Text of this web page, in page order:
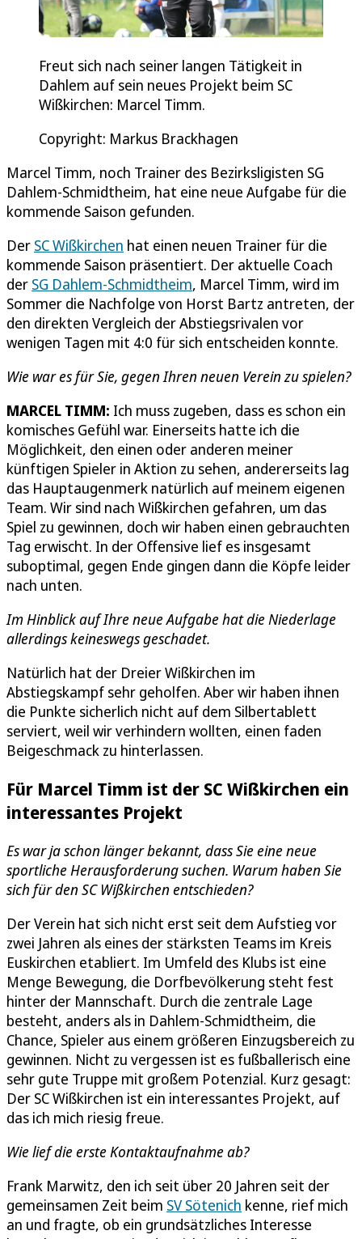
Freut sich nach seiner langen Tätigkeit in
Dahlem auf sein neues Projekt beim SC
Wißkirchen: Marcel Timm.
Copyright: Markus Brackhagen
Marcel Timm, noch Trainer des Bezirksligisten SG
Dahlem-Schmidtheim, hat eine neue Aufgabe für die
kommende Saison gefunden.
Der SC Wißkirchen hat einen neuen Trainer für die
kommende Saison präsentiert. Der aktuelle Coach
der SG Dahlem-Schmidtheim, Marcel Timm, wird im
Sommer die Nachfolge von Horst Bartz antreten, der
den direkten Vergleich der Abstiegsrivalen vor
wenigen Tagen mit 4:0 für sich entscheiden konnte.
Wie war es für Sie, gegen Ihren neuen Verein zu spielen?
MARCEL TIMM: Ich muss zugeben, dass es schon ein
komisches Gefühl war. Einerseits hatte ich die
Möglichkeit, den einen oder anderen meiner
künftigen Spieler in Aktion zu sehen, andererseits lag
das Hauptaugenmerk natürlich auf meinem eigenen
Team. Wir sind nach Wißkirchen gefahren, um das
Spiel zu gewinnen, doch wir haben einen gebrauchten
Tag erwischt. In der Offensive lief es insgesamt
suboptimal, gegen Ende gingen dann die Köpfe leider
nach unten.
Im Hinblick auf Ihre neue Aufgabe hat die Niederlage
allerdings keineswegs geschadet.
Natürlich hat der Dreier Wißkirchen im
Abstiegskampf sehr geholfen. Aber wir haben ihnen
die Punkte sicherlich nicht auf dem Silbertablett
serviert, weil wir verhindern wollten, einen faden
Beigeschmack zu hinterlassen.
Für Marcel Timm ist der SC Wißkirchen ein
interessantes Projekt
Es war ja schon länger bekannt, dass Sie eine neue
sportliche Herausforderung suchen. Warum haben Sie
sich für den SC Wißkirchen entschieden?
Der Verein hat sich nicht erst seit dem Aufstieg vor
zwei Jahren als eines der stärksten Teams im Kreis
Euskirchen etabliert. Im Umfeld des Klubs ist eine
Menge Bewegung, die Dorfbevölkerung steht fest
hinter der Mannschaft. Durch die zentrale Lage
besteht, anders als in Dahlem-Schmidtheim, die
Chance, Spieler aus einem größeren Einzugsbereich zu
gewinnen. Nicht zu vergessen ist es fußballerisch eine
sehr gute Truppe mit großem Potenzial. Kurz gesagt:
Der SC Wißkirchen ist ein interessantes Projekt, auf
das ich mich riesig freue.
Wie lief die erste Kontaktaufnahme ab?
Frank Marwitz, den ich seit über 20 Jahren seit der
gemeinsamen Zeit beim SV Sötenich kenne, rief mich
an und fragte, ob ein grundsätzliches Interesse